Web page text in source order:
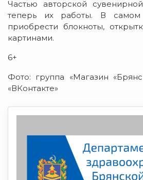
Частью авторской
теперь их работы. В
приобрести блокноты,
картинами.
6+
Фото: группа «Магазин
«ВКонтакте»